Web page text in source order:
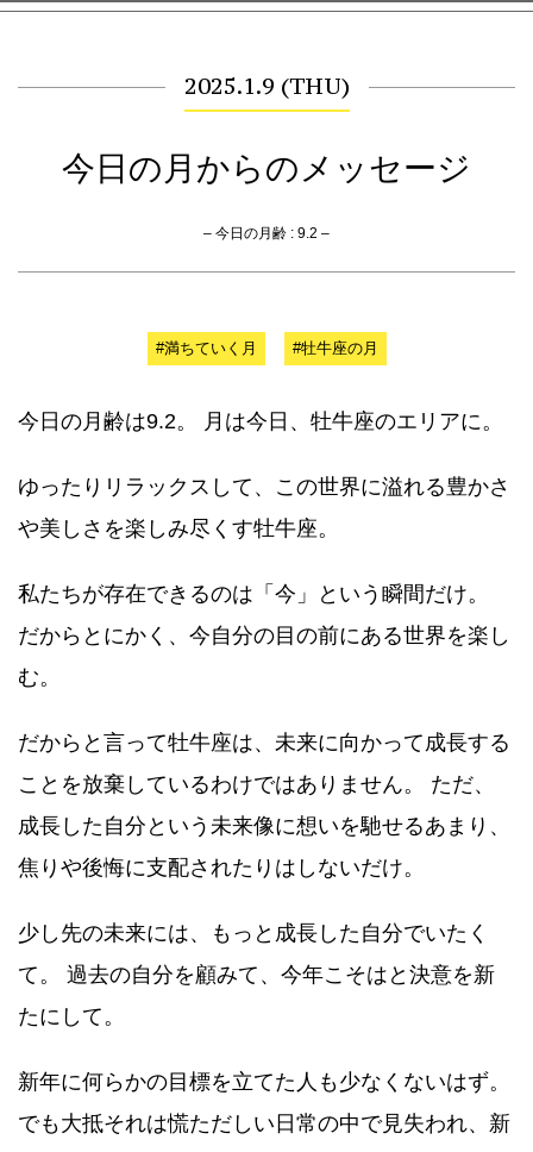
2025.1.9 (THU)
今日の月からのメッセージ
– 今日の月齢 : 9.2 –
#満ちていく月 #牡牛座の月
今日の月齢は9.2。 月は今日、牡牛座のエリアに。
ゆったりリラックスして、この世界に溢れる豊かさ
や美しさを楽しみ尽くす牡牛座。
私たちが存在できるのは「今」という瞬間だけ。
だからとにかく、今自分の目の前にある世界を楽し
む。
だからと言って牡牛座は、未来に向かって成長する
ことを放棄しているわけではありません。 ただ、
成長した自分という未来像に想いを馳せるあまり、
焦りや後悔に支配されたりはしないだけ。
少し先の未来には、もっと成長した自分でいたく
て。 過去の自分を顧みて、今年こそはと決意を新
たにして。
新年に何らかの目標を立てた人も少なくないはず。
でも大抵それは慌ただしい日常の中で見失われ、新